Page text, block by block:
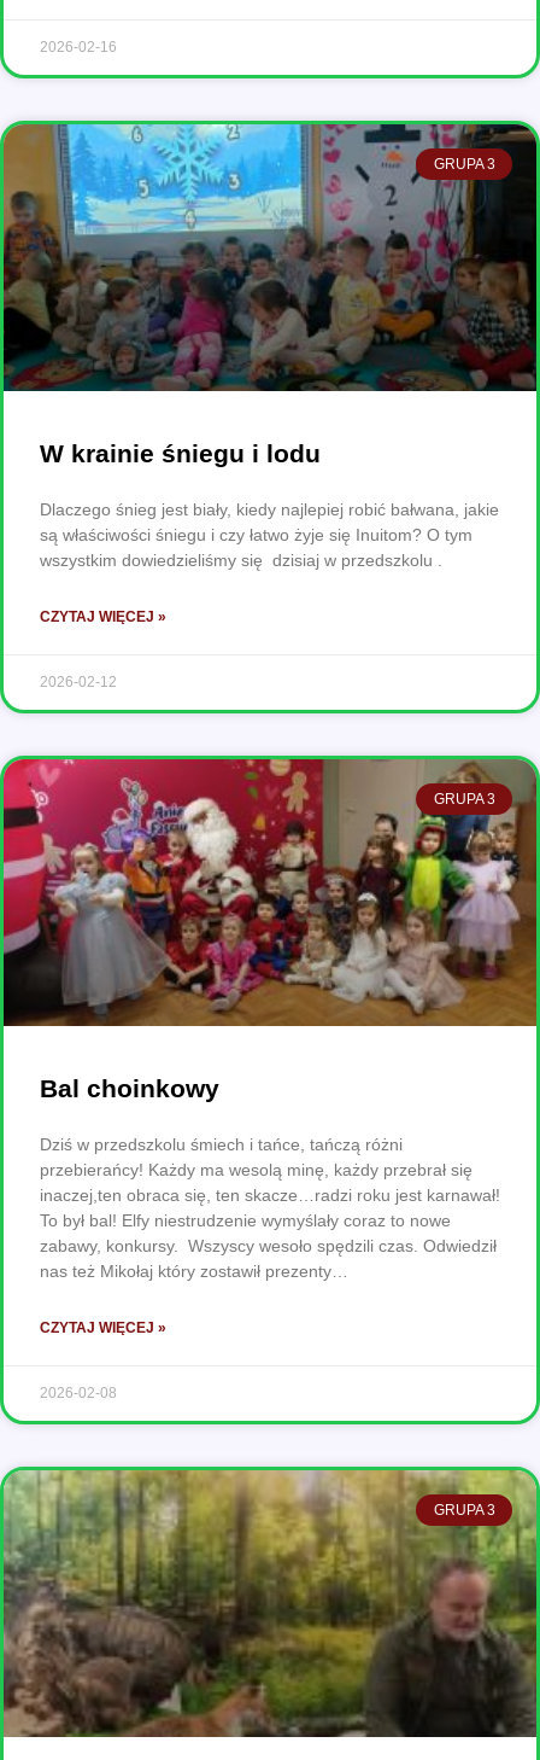
2026-02-16
GRUPA 3
W krainie śniegu i lodu
Dlaczego śnieg jest biały, kiedy najlepiej robić bałwana, jakie
są właściwości śniegu i czy łatwo żyje się Inuitom? O tym
wszystkim dowiedzieliśmy się dzisiaj w przedszkolu .
CZYTAJ WIĘCEJ »
2026-02-12
GRUPA 3
Bal choinkowy
Dziś w przedszkolu śmiech i tańce, tańczą różni
przebierańcy! Każdy ma wesolą minę, każdy przebrał się
inaczej,ten obraca się, ten skacze…radzi roku jest karnawał!
To był bal! Elfy niestrudzenie wymyślały coraz to nowe
zabawy, konkursy. Wszyscy wesoło spędzili czas. Odwiedził
nas też Mikołaj który zostawił prezenty…
CZYTAJ WIĘCEJ »
2026-02-08
GRUPA 3